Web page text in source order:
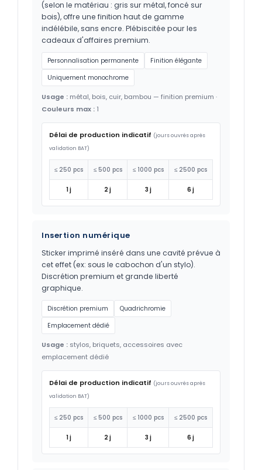
(selon le matériau : gris sur métal, foncé sur
bois), offre une finition haut de gamme
indélébile, sans encre. Plébiscitée pour les
cadeaux d'affaires premium.
Personnalisation permanente
Finition élégante
Uniquement monochrome
Usage : métal, bois, cuir, bambou — finition premium ·
Couleurs max : 1
Délai de production indicatif (jours ouvrés après
validation BAT)
≤ 250 pcs ≤ 500 pcs ≤ 1000 pcs ≤ 2500 pcs
1 j 2 j 3 j 6 j
Insertion numérique
Sticker imprimé inséré dans une cavité prévue à
cet effet (ex: sous le cabochon d'un stylo).
Discrétion premium et grande liberté
graphique.
Discrétion premium
Quadrichromie
Emplacement dédié
Usage : stylos, briquets, accessoires avec
emplacement dédié
Délai de production indicatif (jours ouvrés après
validation BAT)
≤ 250 pcs ≤ 500 pcs ≤ 1000 pcs ≤ 2500 pcs
1 j 2 j 3 j 6 j